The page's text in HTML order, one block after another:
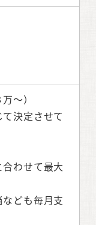
～）
決定させて
わせて最大
ども毎月支